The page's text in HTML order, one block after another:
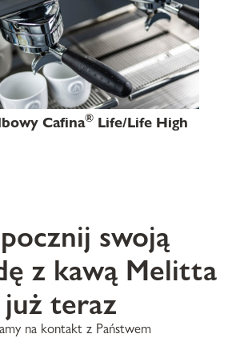
Cafina®Life/Life High
swoją
z kawą Melitta
już teraz
na kontakt z Państwem